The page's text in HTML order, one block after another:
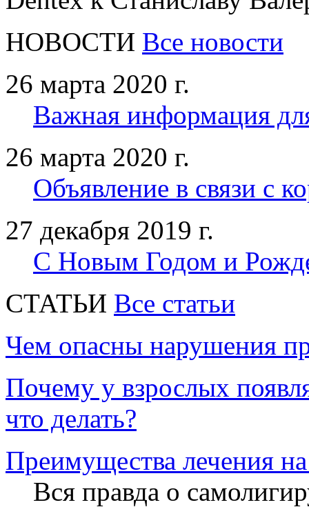
НОВОСТИ Все новости
26 марта 2020 г.
Важная информация
26 марта 2020 г.
Объявление в связи с
27 декабря 2019 г.
С Новым Годом и
CТАТЬИ Все статьи
Чем опасны нарушения
Почему у взрослых
что делать?
Преимущества лечения
Вся правда о